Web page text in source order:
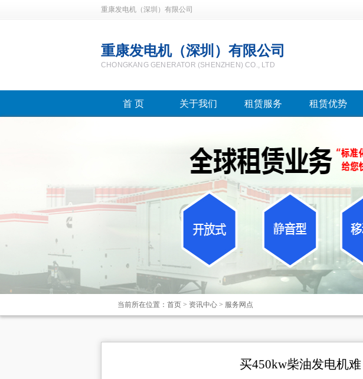
重康发电机（深圳）有限公司
重康发电机（深圳）有限公司
CHONGKANG GENERATOR (SHENZHEN) CO., LTD
首 页 关于我们 租赁服务 租赁优势
当前所在位置： 首页 > 资讯中心 > 服务网点
买450kw柴油发电机